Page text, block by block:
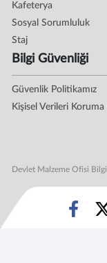
Kafeterya
Sosyal Sorumluluk
Staj
Bilgi Güvenliği
Güvenlik Politikamız
Kişisel Verileri Koruma
Devlet Malzeme Ofisi